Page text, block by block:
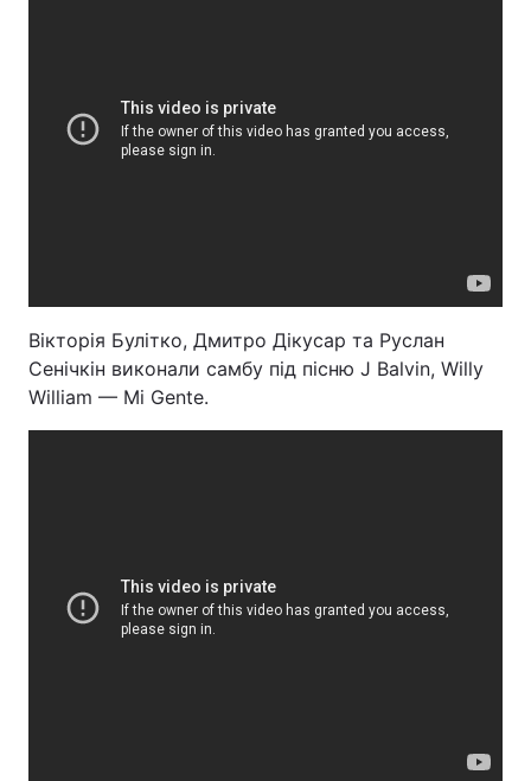
Вікторія Булітко, Дмитро Дікусар та Руслан
Сенічкін виконали самбу під пісню J Balvin, Willy
William — Mi Gente.